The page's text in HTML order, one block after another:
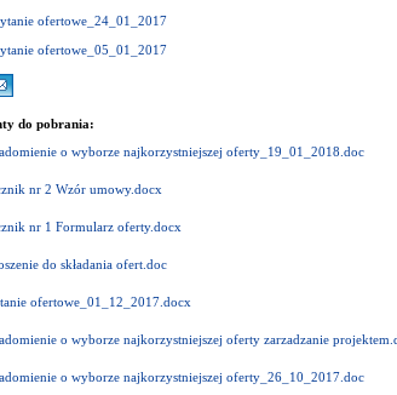
ofertowe_24_01_2017
ofertowe_05_01_2017
do pobrania:
o wyborze najkorzystniejszej oferty_19_01_2018.doc
nr 2 Wzór umowy.docx
nr 1 Formularz oferty.docx
do składania ofert.doc
ofertowe_01_12_2017.docx
o wyborze najkorzystniejszej oferty zarzadzanie
o wyborze najkorzystniejszej oferty_26_10_2017.doc